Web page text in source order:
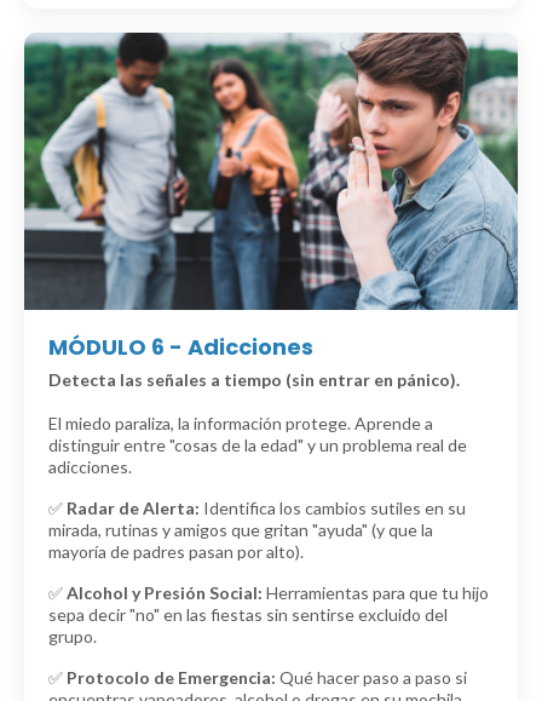
MÓDULO 6 - Adicciones
Detecta las señales a tiempo (sin entrar en pánico).
El miedo paraliza, la información protege. Aprende a
distinguir entre "cosas de la edad" y un problema real de
adicciones.
✅ Radar de Alerta: Identifica los cambios sutiles en su
mirada, rutinas y amigos que gritan "ayuda" (y que la
mayoría de padres pasan por alto).
✅Alcohol y Presión Social: Herramientas para que tu hijo
sepa decir "no" en las fiestas sin sentirse excluido del
grupo.
✅ Protocolo de Emergencia: Qué hacer paso a paso si